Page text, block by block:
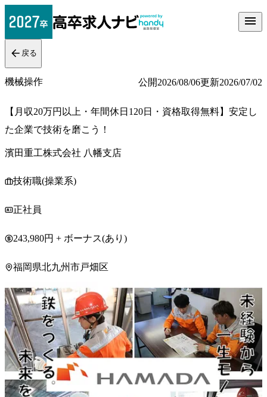
戻る
機械操作 公開2026/08/06更新2026/07/02
【月収20万円以上・年間休日120日・資格取得無料】安定し
た企業で技術を磨こう！
濱田重工株式会社 八幡支店
技術職(操業系)
正社員
243,980円 + ボーナス(あり)
福岡県北九州市戸畑区